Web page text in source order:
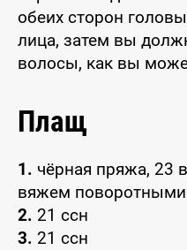
обеих сторон
лица, затем вы
волосы, как вы
Плащ
1. чёрная пряжа, 23
вяжем
2. 21 ссн
3. 21 ссн